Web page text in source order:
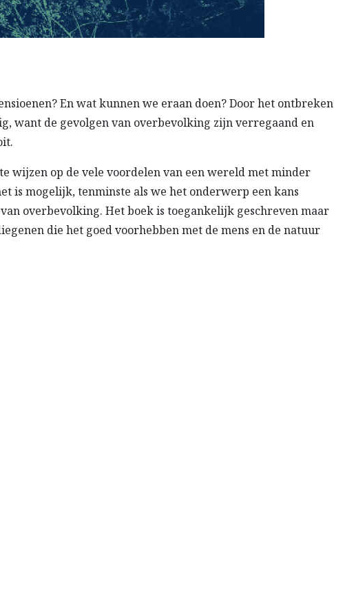
En wat kunnen we eraan doen? Door het ontbreken
want de gevolgen van overbevolking zijn verregaand en
wijzen op de vele voordelen van een wereld met minder
is mogelijk, tenminste als we het onderwerp een kans
overbevolking. Het boek is toegankelijk geschreven maar
die het goed voorhebben met de mens en de natuur